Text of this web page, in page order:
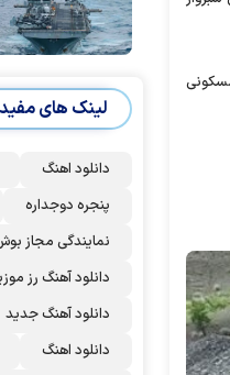
هستند و با توجه به گزارش های دریافتی حدود ۱۰ منزل مسکونی
لینک های مفید
دانلود اهنگ
پنجره دوجداره
نمایندگی مجاز
دانلود آهنگ رز‌
دانلود آهنگ جدید
دانلود اهنگ